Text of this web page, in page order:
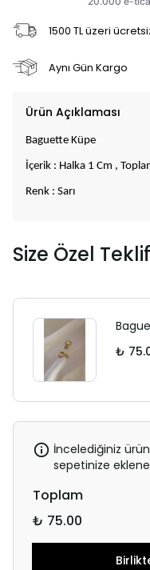
1500 TL üzeri
Aynı Gün Kargo
Ürün Açıklaması
Baguette Küpe
İçerik : Halka 1 Cm ,
Renk : Sarı
Size Özel Teklif
₺
İncelediğiniz
sepetinize
Toplam
₺ 75.00